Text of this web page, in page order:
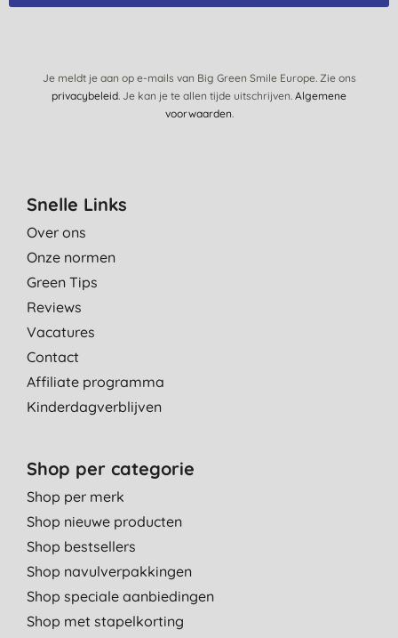
Je meldt je aan op e-mails van Big Green Smile Europe. Zie ons
privacybeleid. Je kan je te allen tijde uitschrijven. Algemene
voorwaarden.
Snelle Links
Over ons
Onze normen
Green Tips
Reviews
Vacatures
Contact
Affiliate programma
Kinderdagverblijven
Shop per categorie
Shop per merk
Shop nieuwe producten
Shop bestsellers
Shop navulverpakkingen
Shop speciale aanbiedingen
Shop met stapelkorting